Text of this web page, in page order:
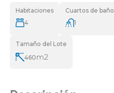
Habitaciones
4
Cuartos de baño
1
Tamaño del Lote
460 m2